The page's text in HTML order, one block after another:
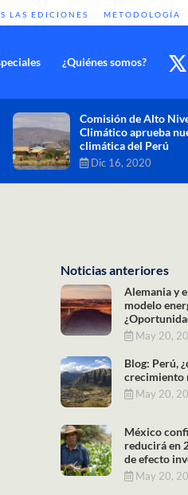
LAS EDICIONES METODOLOGÍA
¿Quiénes somos?
Cambio climático:
como objetivo global
Noticias anteriores
Alemania y
modelo
May 20,
Blog: Perú,
crecimiento
May 20,
México
reducirá en
de efecto
May 20,